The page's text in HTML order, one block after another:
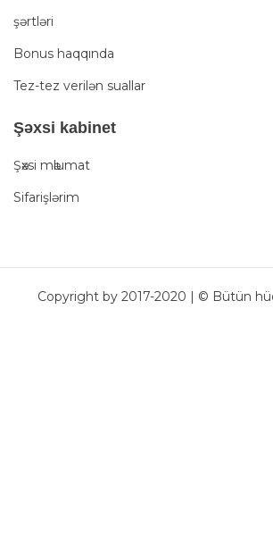
şərtləri
Bonus haqqında
Tez-tez verilən suallar
Şәxsi kabinet
Şәxsi mәlumat
Sifarişlərim
Copyright by 2017-2020 | © Bütün